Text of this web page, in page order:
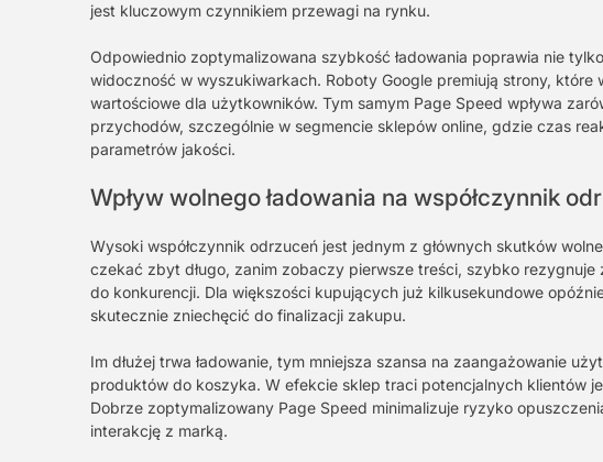
jest kluczowym czynnikiem przewagi na rynku.
Odpowiednio zoptymalizowana szybkość ładowania poprawia nie
widoczność w wyszukiwarkach. Roboty Google premiują strony,
wartościowe dla użytkowników. Tym samym Page Speed wpływa
przychodów, szczególnie w segmencie sklepów online, gdzie czas
parametrów jakości.
Wpływ wolnego ładowania na współczynnik
Wysoki współczynnik odrzuceń jest jednym z głównych skutków
czekać zbyt długo, zanim zobaczy pierwsze treści, szybko
do konkurencji. Dla większości kupujących już kilkusekundowe
skutecznie zniechęcić do finalizacji zakupu.
Im dłużej trwa ładowanie, tym mniejsza szansa na zaangażowanie
produktów do koszyka. W efekcie sklep traci potencjalnych klientów
Dobrze zoptymalizowany Page Speed minimalizuje ryzyko
interakcję z marką.